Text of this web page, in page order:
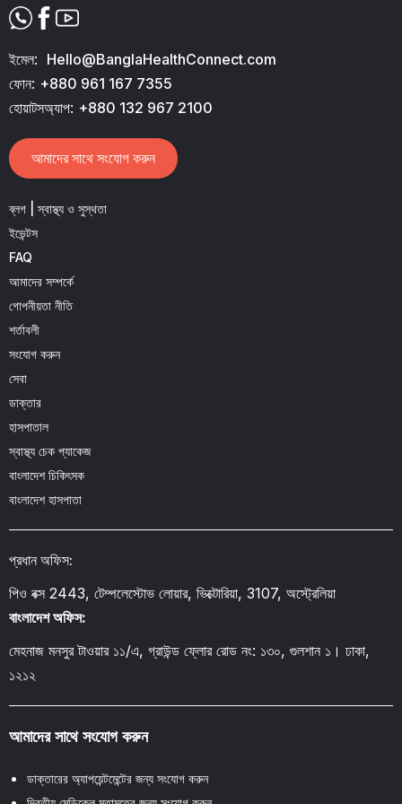
ইমেল: Hello@BanglaHealthConnect.com
ফোন: +880 961 167 7355
হোয়াটসঅ্যাপ: +880 132 967 2100
আমাদের সাথে সংযোগ করুন
ব্লগ | স্বাস্থ্য ও সুস্থতা
ইভেন্টস
FAQ
আমাদের সম্পর্কে
গোপনীয়তা নীতি
শর্তাবলী
সংযোগ করুন
সেবা
ডাক্তার
হাসপাতাল
স্বাস্থ্য চেক প্যাকেজ
বাংলাদেশ চিকিৎসক
বাংলাদেশ হাসপাতা
প্রধান অফিস:
পিও বক্স 2443, টেম্পলেস্টোভ লোয়ার, ভিক্টোরিয়া, 3107, অস্ট্রেলিয়া
বাংলাদেশ অফিস:
মেহনাজ মনসুর টাওয়ার ১১/এ, গ্রাউন্ড ফ্লোর রোড নং: ১৩০, গুলশান ১। ঢাকা,
১২১২
আমাদের সাথে সংযোগ করুন
ডাক্তারের অ্যাপয়েন্টমেন্টের জন্য সংযোগ করুন